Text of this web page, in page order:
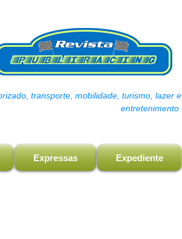
transporte, mobilidade, turismo, lazer e
entretenimento
Expressas Expediente